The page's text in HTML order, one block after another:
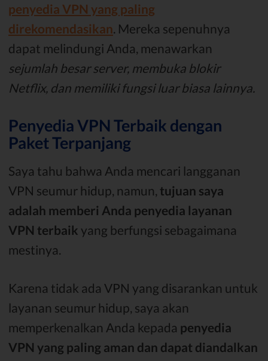
penyedia VPN yang paling
direkomendasikan. Mereka sepenuhnya
dapat melindungi Anda, menawarkan
sejumlah besar server, membuka blokir
Netflix, dan memiliki fungsi luar biasa lainnya.
Penyedia VPN Terbaik dengan
Paket Terpanjang
Saya tahu bahwa Anda mencari langganan
VPN seumur hidup, namun, tujuan saya
adalah memberi Anda penyedia layanan
VPN terbaik yang berfungsi sebagaimana
mestinya.
Karena tidak ada VPN yang disarankan untuk
layanan seumur hidup, saya akan
memperkenalkan Anda kepada penyedia
VPN yang paling aman dan dapat diandalkan